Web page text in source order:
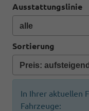
Ausstattungslinie
Sortierung
In Ihrer aktuellen
Fahrzeuge: